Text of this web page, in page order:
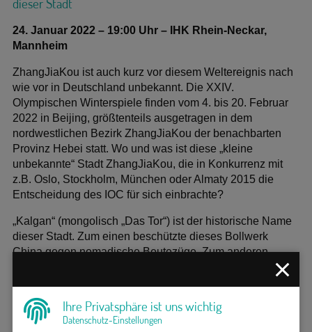
24. Januar 2022 – 19:00 Uhr – IHK Rhein-Neckar,
Mannheim
ZhangJiaKou ist auch kurz vor diesem Weltereignis nach
wie vor in Deutschland unbekannt. Die XXIV.
Olympischen Winterspiele finden vom 4. bis 20. Februar
2022 in Beijing, größtenteils ausgetragen in dem
nordwestlichen Bezirk ZhangJiaKou der benachbarten
Provinz Hebei statt. Wo und was ist diese „kleine
unbekannte“ Stadt ZhangJiaKou, die in Konkurrenz mit
z.B. Oslo, Stockholm, München oder Almaty 2015 die
Entscheidung des IOC für sich einbrachte?
„Kalgan“ (mongolisch „Das Tor“) ist der historische Name
dieser Stadt. Zum einen beschützte dieses Bollwerk
China gegen nomadische Beutezüge. Zum anderen
u.a. Lieferant von 80% des Tees, den Europa aus China
bezog. Als Umschlagsplatz war die Stadt ein Zentrum des
modernen chinesischen Finanzwesens. Im „Kalten Krieg“
Ihre Privatsphäre ist uns wichtig
Datenschutz-Einstellungen